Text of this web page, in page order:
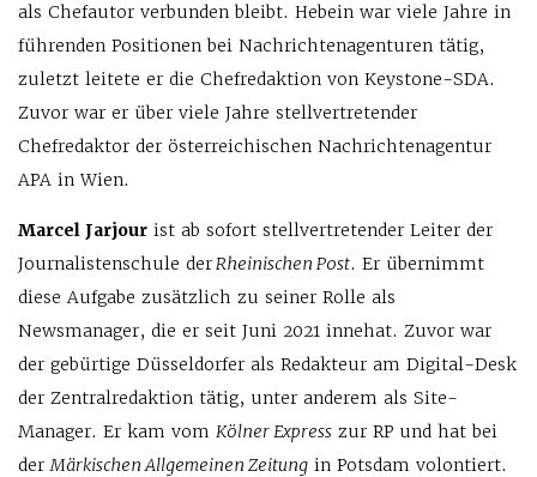
als Chefautor verbunden bleibt. Hebein war viele Jahre in
führenden Positionen bei Nachrichtenagenturen tätig,
zuletzt leitete er die Chefredaktion von Keystone-SDA.
Zuvor war er über viele Jahre stellvertretender
Chefredaktor der österreichischen Nachrichtenagentur
APA in Wien.
Marcel Jarjour ist ab sofort stellvertretender Leiter der
Journalistenschule derRheinischen Post. Er übernimmt
diese Aufgabe zusätzlich zu seiner Rolle als
Newsmanager, die er seit Juni 2021 innehat. Zuvor war
der gebürtige Düsseldorfer als Redakteur am Digital-Desk
der Zentralredaktion tätig, unter anderem als Site-
Manager. Er kam vom Kölner Express zur RP und hat bei
derMärkischen Allgemeinen Zeitung in Potsdam volontiert.